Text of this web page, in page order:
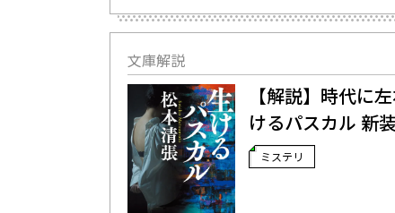
文庫解説
【解説】時代に
けるパスカル 新
ミステリ